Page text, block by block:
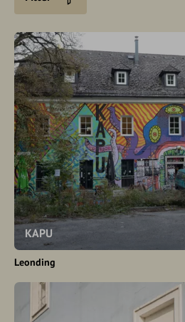
KAPU
Leonding